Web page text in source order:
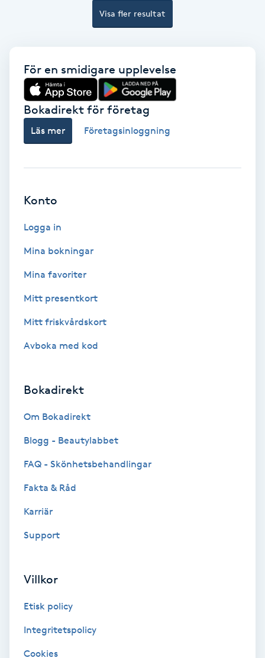
Klippning & Slingor
Klippning ungdom
Kroppsinpackning
Kroppspeeling
Kärlbehandling
Laserbehandling
LED-ljusterapi
Liktornar
Luggklippning
Visa fler resultat
För en smidigare upplevelse
Bokadirekt för företag
Läs mer Företagsinloggning
Konto
Logga in
Mina bokningar
Mina favoriter
Mitt presentkort
Mitt friskvårdskort
Avboka med kod
Bokadirekt
Om Bokadirekt
Blogg - Beautylabbet
FAQ - Skönhetsbehandlingar
Fakta & Råd
Karriär
Support
Villkor
Etisk policy
Integritetspolicy
Cookies